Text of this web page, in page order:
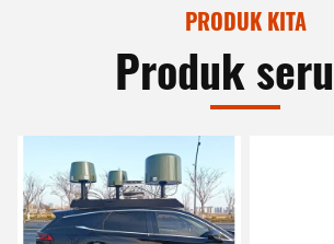
PRODUK KITA
Produk